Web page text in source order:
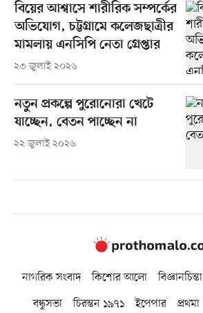
বিয়ের আশ্বাসে শারীরিক সম্পর্কের
অভিযোগ, চট্টগ্রামে কলেজছাত্রীর
মামলায় এনসিপি নেতা গ্রেপ্তার
২৩ জুলাই ২০২৬
নতুন প্রকল্পে পুরোনোরা খেটে
যাচ্ছেন, বেতন পাচ্ছেন না
২২ জুলাই ২০২৬
নাগরিক সংবাদ কিশোর আলো বিজ্ঞানচিন্তা
বন্ধুসভা
চিরন্তন ১৯৭১ ইপেপার প্রথমা